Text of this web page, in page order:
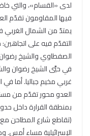
فيها المقاومون تقدّم
يمتدّ من الشمال الغربي
التقدّم فيه على
الصفطاوي والشيخ
في حيَّي الشيخ رضوان
غربي مخيم جباليا. أما
العدو محور تقدّم من
بمنطقة القرارة داخل
(تقاطع شارع المطاحن مع
الإسرائيلية مساء أمس.